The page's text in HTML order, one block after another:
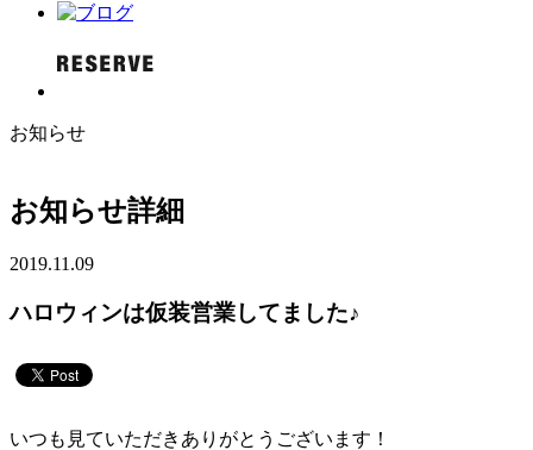
お知らせ
お知らせ詳細
2019.11.09
ハロウィンは仮装営業してました♪
いつも見ていただきありがとうございます！